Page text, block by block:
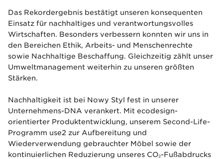
Das Rekordergebnis bestätigt unseren konsequenten
Einsatz für nachhaltiges und verantwortungsvolles
Wirtschaften. Besonders verbessern konnten wir uns in
den Bereichen Ethik, Arbeits- und Menschenrechte
sowie Nachhaltige Beschaffung. Gleichzeitig zählt unser
Umweltmanagement weiterhin zu unseren größten
Stärken.
Nachhaltigkeit ist bei Nowy Styl fest in unserer
Unternehmens-DNA verankert. Mit ecodesign-
orientierter Produktentwicklung, unserem Second-Life-
Programm use2 zur Aufbereitung und
Wiederverwendung gebrauchter Möbel sowie der
kontinuierlichen Reduzierung unseres CO₂-Fußabdrucks